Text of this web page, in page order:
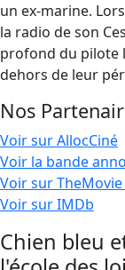
un ex-marine.
la radio de son
profond du pilote
dehors de leur
Nos
Voir sur AllocCiné
Voir la bande
Voir sur
Voir sur IMDb
Chien bleu